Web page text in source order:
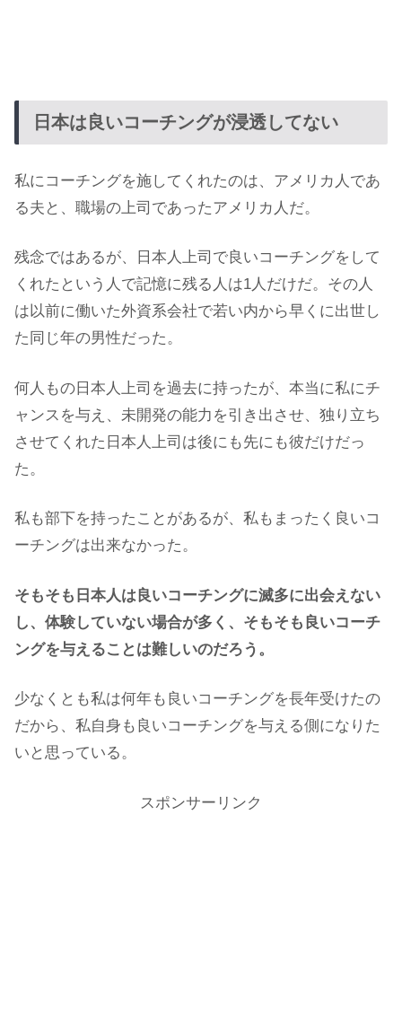
日本は良いコーチングが浸透してない
私にコーチングを施してくれたのは、アメリカ人であ
る夫と、職場の上司であったアメリカ人だ。
残念ではあるが、日本人上司で良いコーチングをして
くれたという人で記憶に残る人は1人だけだ。その人
は以前に働いた外資系会社で若い内から早くに出世し
た同じ年の男性だった。
何人もの日本人上司を過去に持ったが、本当に私にチ
ャンスを与え、未開発の能力を引き出させ、独り立ち
させてくれた日本人上司は後にも先にも彼だけだっ
た。
私も部下を持ったことがあるが、私もまったく良いコ
ーチングは出来なかった。
そもそも日本人は良いコーチングに滅多に出会えない
し、体験していない場合が多く、そもそも良いコーチ
ングを与えることは難しいのだろう。
少なくとも私は何年も良いコーチングを長年受けたの
だから、私自身も良いコーチングを与える側になりた
いと思っている。
スポンサーリンク